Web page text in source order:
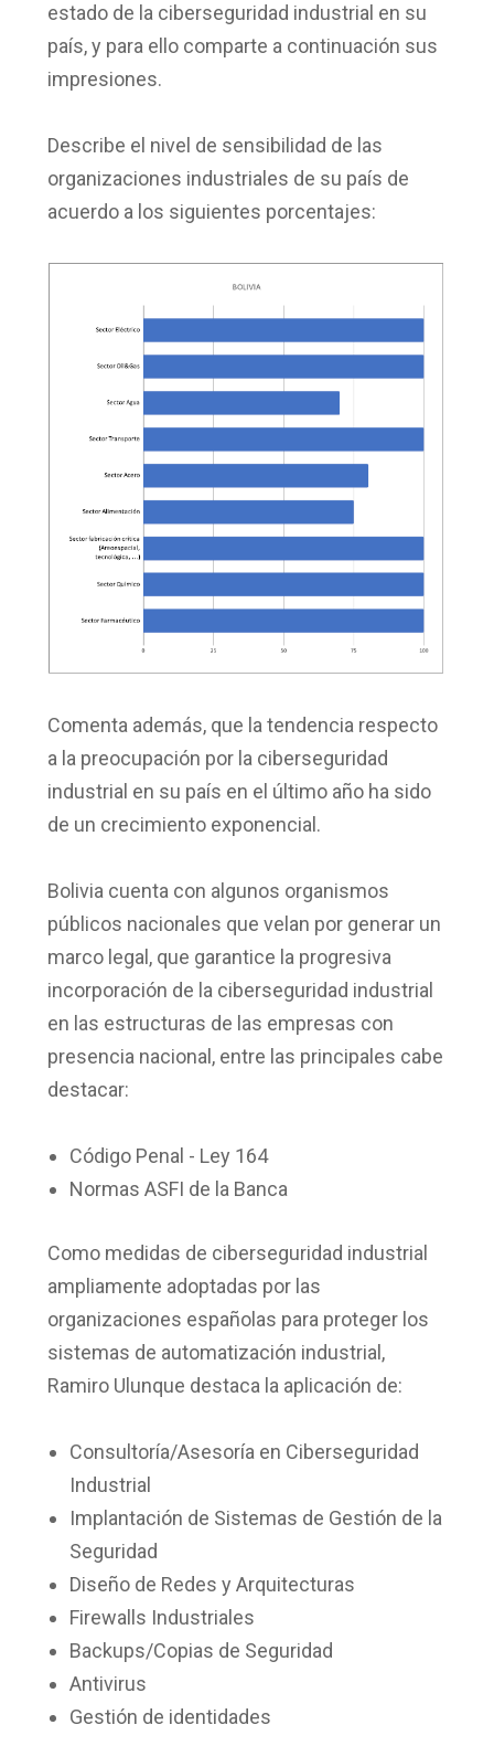
estado de la ciberseguridad industrial en su
país, y para ello comparte a continuación sus
impresiones.
Describe el nivel de sensibilidad de las
organizaciones industriales de su país de
acuerdo a los siguientes porcentajes:
Comenta además, que la tendencia respecto
a la preocupación por la ciberseguridad
industrial en su país en el último año ha sido
de un crecimiento exponencial.
Bolivia cuenta con algunos organismos
públicos nacionales que velan por generar un
marco legal, que garantice la progresiva
incorporación de la ciberseguridad industrial
en las estructuras de las empresas con
presencia nacional, entre las principales cabe
destacar:
Código Penal - Ley 164
Normas ASFI de la Banca
Como medidas de ciberseguridad industrial
ampliamente adoptadas por las
organizaciones españolas para proteger los
sistemas de automatización industrial,
Ramiro Ulunque destaca la aplicación de:
Consultoría/Asesoría en Ciberseguridad
Industrial
Implantación de Sistemas de Gestión de la
Seguridad
Diseño de Redes y Arquitecturas
Firewalls Industriales
Backups/Copias de Seguridad
Antivirus
Gestión de identidades